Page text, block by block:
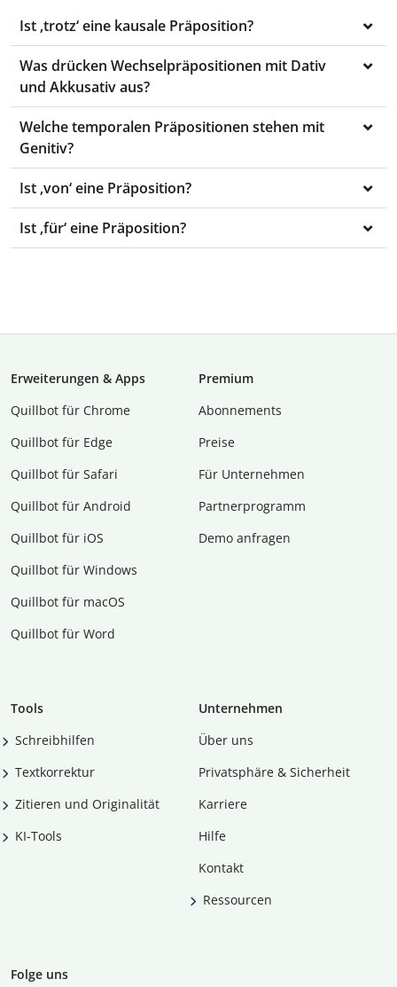
Ist ‚trotz‘ eine kausale Präposition?
Was drücken Wechselpräpositionen mit Dativ
und Akkusativ aus?
Welche temporalen Präpositionen stehen mit
Genitiv?
Ist ‚von‘ eine Präposition?
Ist ‚für‘ eine Präposition?
Erweiterungen & Apps
Quillbot für Chrome
Quillbot für Edge
Quillbot für Safari
Quillbot für Android
Quillbot für iOS
Quillbot für Windows
Quillbot für macOS
Quillbot für Word
Premium
Abon­ne­ments
Preise
Für Unternehmen
Partnerprogramm
Demo anfragen
Tools
Schreibhilfen
Textkorrektur
Zitieren und Originalität
KI-Tools
Unternehmen
Über uns
Privatsphäre & Sicherheit
Karriere
Hilfe
Kontakt
Ressourcen
Folge uns